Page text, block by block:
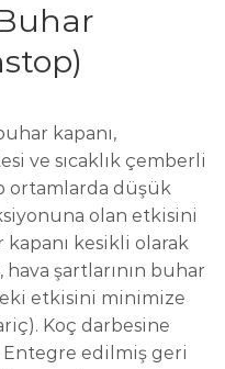
kapanı,
ve sıcaklık çemberli
ortamlarda düşük
olan etkisini
kesikli olarak
hava şartlarının buhar
etkisini minimize
Koç darbesine
Entegre edilmiş geri